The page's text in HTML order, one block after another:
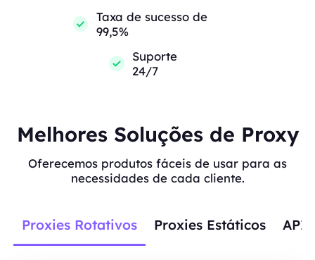
Taxa de sucesso de
99,5%
Suporte
24/7
Melhores Soluções de Proxy
Oferecemos produtos fáceis de usar para as
necessidades de cada cliente.
Proxies Rotativos Proxies Estáticos